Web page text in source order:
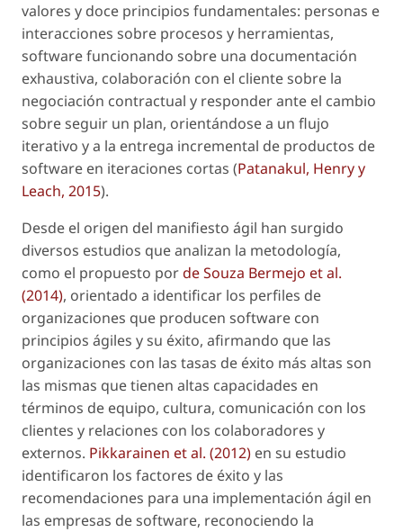
valores y doce principios fundamentales: personas e
interacciones sobre procesos y herramientas,
software funcionando sobre una documentación
exhaustiva, colaboración con el cliente sobre la
negociación contractual y responder ante el cambio
sobre seguir un plan, orientándose a un flujo
iterativo y a la entrega incremental de productos de
software en iteraciones cortas (Patanakul, Henry y
Leach, 2015).
Desde el origen del manifiesto ágil han surgido
diversos estudios que analizan la metodología,
como el propuesto porde Souza Bermejo et al.
(2014), orientado a identificar los perfiles de
organizaciones que producen software con
principios ágiles y su éxito, afirmando que las
organizaciones con las tasas de éxito más altas son
las mismas que tienen altas capacidades en
términos de equipo, cultura, comunicación con los
clientes y relaciones con los colaboradores y
externos. Pikkarainen et al. (2012) en su estudio
identificaron los factores de éxito y las
recomendaciones para una implementación ágil en
las empresas de software, reconociendo la